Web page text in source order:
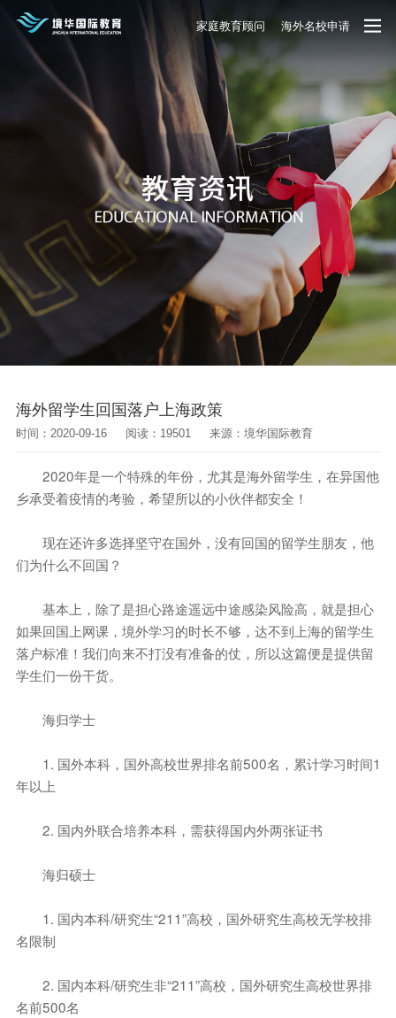
家庭教育顾问 海外名校申请
海外留学生回国落户上海政策
时间：2020-09-16 阅读：19501 来源：境华国际教育
2020年是一个特殊的年份，尤其是海外留学生，在异国他
乡承受着疫情的考验，希望所以的小伙伴都安全！
现在还许多选择坚守在国外，没有回国的留学生朋友，他
们为什么不回国？
基本上，除了是担心路途遥远中途感染风险高，就是担心
如果回国上网课，境外学习的时长不够，达不到上海的留学生
落户标准！我们向来不打没有准备的仗，所以这篇便是提供留
学生们一份干货。
海归学士
1. 国外本科，国外高校世界排名前500名，累计学习时间1
年以上
2. 国内外联合培养本科，需获得国内外两张证书
海归硕士
1. 国内本科/研究生“211”高校，国外研究生高校无学校排
名限制
2. 国内本科/研究生非“211”高校，国外研究生高校世界排
名前500名